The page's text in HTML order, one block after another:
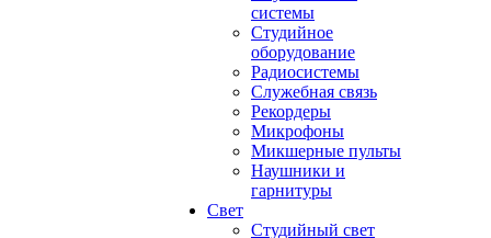
системы
Студийное
оборудование
Радиосистемы
Служебная связь
Рекордеры
Микрофоны
Микшерные пульты
Наушники и
гарнитуры
Свет
Студийный свет